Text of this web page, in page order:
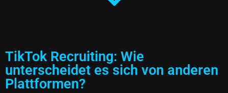
TikTok Recruiting: Wie
unterscheidet es sich von anderen
Plattformen?